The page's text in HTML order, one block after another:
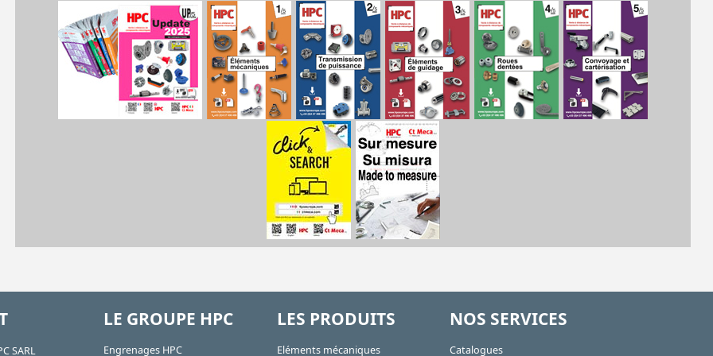
SARL
LE GROUPE HPC
Engrenages HPC
LES PRODUITS
Eléments mécaniques
NOS SERVICES
Catalogues